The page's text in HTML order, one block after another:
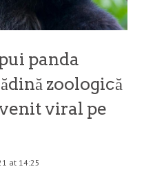
panda
zoologică
viral pe
at 14:25